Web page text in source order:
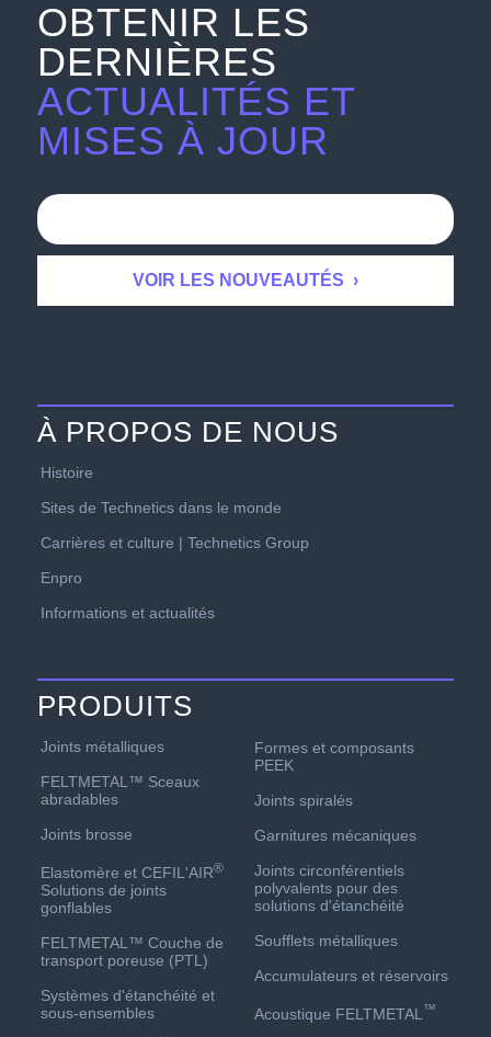
OBTENIR LES
DERNIÈRES
ACTUALITÉS ET
MISES À JOUR
À PROPOS DE NOUS
Histoire
Sites de Technetics dans le monde
Carrières et culture | Technetics Group
Enpro
Informations et actualités
PRODUITS
Joints métalliques
FELTMETAL™ Sceaux
abradables
Joints brosse
Elastomère et CEFIL'AIR®
Solutions de joints
gonflables
FELTMETAL™ Couche de
transport poreuse (PTL)
Systèmes d'étanchéité et
sous-ensembles
Formes et composants
PEEK
Joints spiralés
Garnitures mécaniques
Joints circonférentiels
polyvalents pour des
solutions d'étanchéité
Soufflets métalliques
Accumulateurs et réservoirs
Acoustique FELTMETAL™